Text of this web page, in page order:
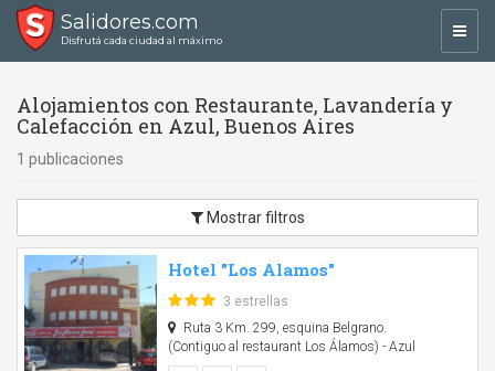
Salidores.com
Disfrutá cada ciudad al máximo
Alojamientos con Restaurante, Lavandería y
Calefacción en Azul, Buenos Aires
1 publicaciones
Mostrar filtros
Hotel "Los Alamos"
3 estrellas
Ruta 3 Km. 299, esquina Belgrano.
(Contiguo al restaurant Los Álamos) - Azul